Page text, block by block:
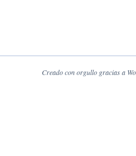
Creado con orgullo gracias a